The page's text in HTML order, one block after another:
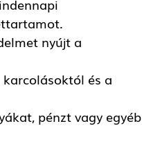
nyújt a
és a
pénzt vagy egyéb